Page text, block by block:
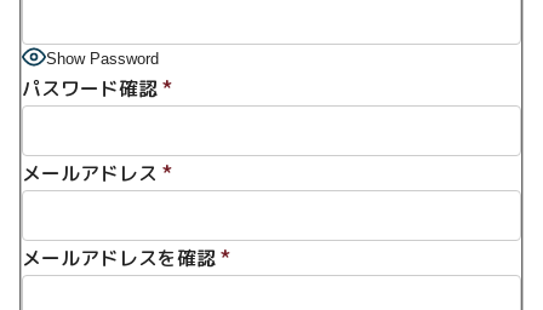
Show Password
パスワード確認*
メールアドレス *
メールアドレスを確認*